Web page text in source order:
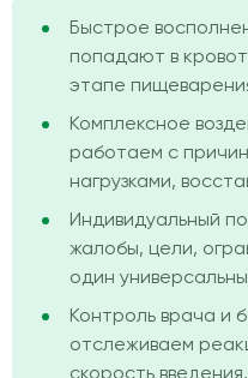
Быстрое
попадают в
этапе
Комплексное
работаем с
нагрузками,
Индивидуальный
жалобы, цели,
один
Контроль врача и
отслеживаем
скорость